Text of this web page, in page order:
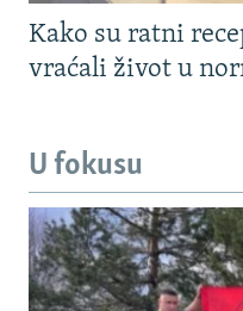
Kako su ratni
vraćali život u
U fokusu